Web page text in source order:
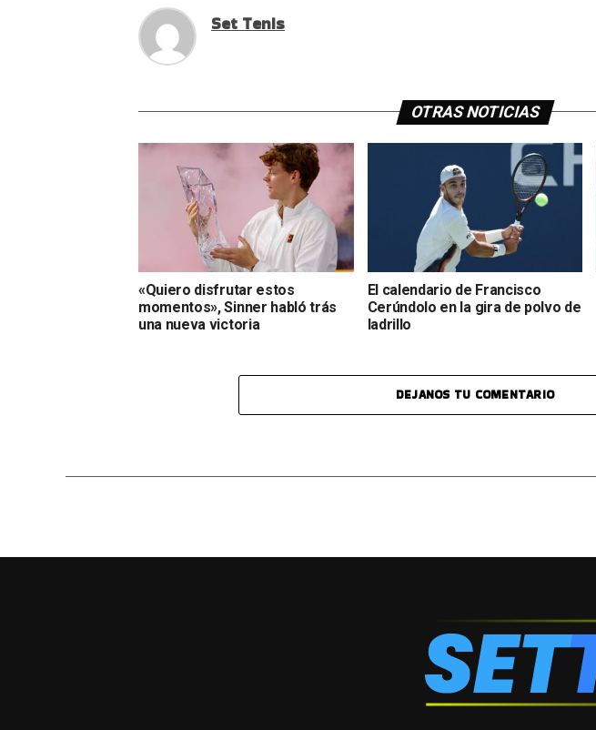
Set Tenis
OTRAS NOTICIAS
«Quiero disfrutar estos
momentos», Sinner habló trás
una nueva victoria
El calendario de Francisco
Cerúndolo en la gira de polvo de
ladrillo
DEJANOS TU COMENTARIO